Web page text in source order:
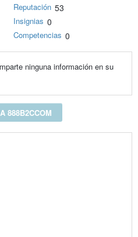
Reputación 53
Insignias 0
Competencias 0
ninguna información en su
888B2CCOM